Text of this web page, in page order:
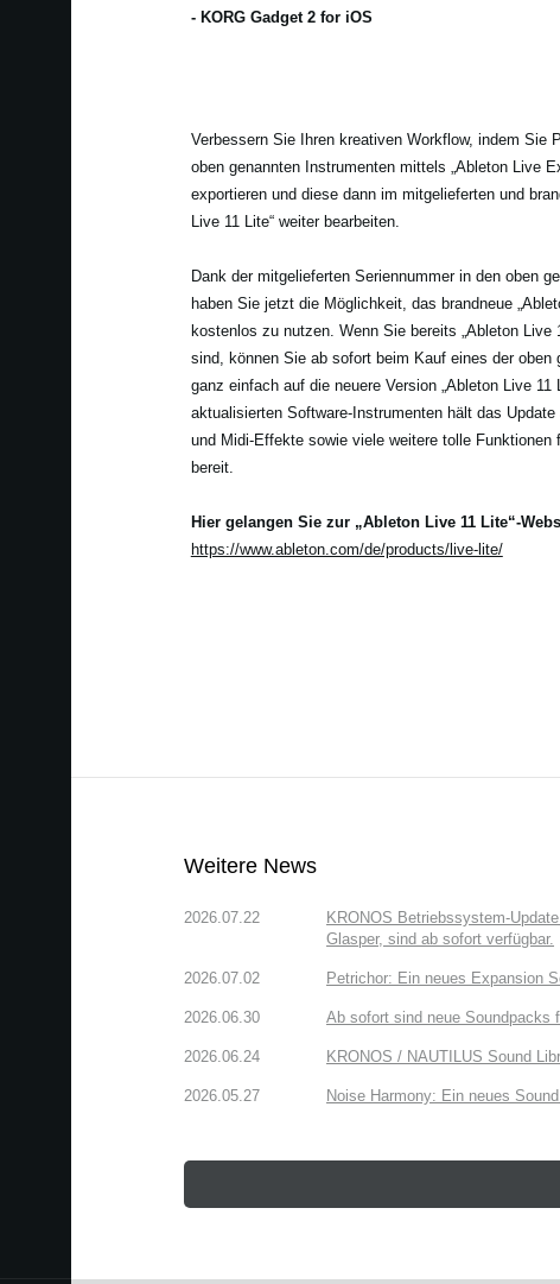
- KORG Gadget 2 for iOS
Verbessern Sie Ihren kreativen Workflow, indem Sie
oben genannten Instrumenten mittels „Ableton Live
exportieren und diese dann im mitgelieferten und
Live 11 Lite“ weiter bearbeiten.
Dank der mitgelieferten Seriennummer in den oben
haben Sie jetzt die Möglichkeit, das brandneue
kostenlos zu nutzen. Wenn Sie bereits „Ableton Live
sind, können Sie ab sofort beim Kauf eines der oben
ganz einfach auf die neuere Version „Ableton Live 11
aktualisierten Software-Instrumenten hält das Update
und Midi-Effekte sowie viele weitere tolle Funktionen
bereit.
Hier gelangen Sie zur „Ableton Live 11 Lite“-
https://www.ableton.com/de/products/live-lite/
Weitere News
2026.07.22
KRONOS Betriebssystem-
Glasper, sind ab sofort verfügbar.
2026.07.02 Petrichor: Ein neues Expansion
2026.06.30 Ab sofort sind neue Soundpacks
2026.06.24 KRONOS / NAUTILUS Sound
2026.05.27 Noise Harmony: Ein neues